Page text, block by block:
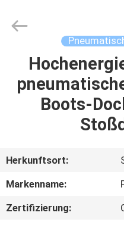
HEIM
PRODUKTE
ÜBER
LTD..
Boots-
Herkunftsort:
Markenname:
Zertifizierung: